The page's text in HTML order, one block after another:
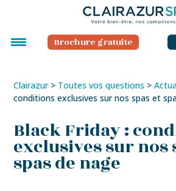
Brochure gratuite
Clairazur> Toutes vos questions >
conditions exclusives sur nos spas et
Black Friday :
exclusives sur nos
spas de nage